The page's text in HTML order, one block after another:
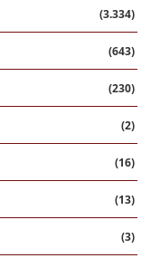
(3.334)
(643)
(230)
(2)
(16)
(13)
(3)